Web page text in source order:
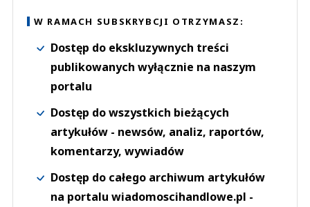
W RAMACH SUBSKRYBCJI OTRZYMASZ:
Dostęp do ekskluzywnych treści
publikowanych wyłącznie na naszym
portalu
Dostęp do wszystkich bieżących
artykułów - newsów, analiz, raportów,
komentarzy, wywiadów
Dostęp do całego archiwum artykułów
na portalu wiadomoscihandlowe.pl -